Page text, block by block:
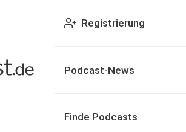
Registrierung
Podcast-News
Finde Podcasts